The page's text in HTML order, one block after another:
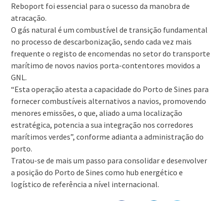
Reboport foi essencial para o sucesso da manobra de
atracação.
O gás natural é um combustível de transição fundamental
no processo de descarbonização, sendo cada vez mais
frequente o registo de encomendas no setor do transporte
marítimo de novos navios porta-contentores movidos a
GNL.
“Esta operação atesta a capacidade do Porto de Sines para
fornecer combustíveis alternativos a navios, promovendo
menores emissões, o que, aliado a uma localização
estratégica, potencia a sua integração nos corredores
marítimos verdes”, conforme adianta a administração do
porto.
Tratou-se de mais um passo para consolidar e desenvolver
a posição do Porto de Sines como hub energético e
logístico de referência a nível internacional.